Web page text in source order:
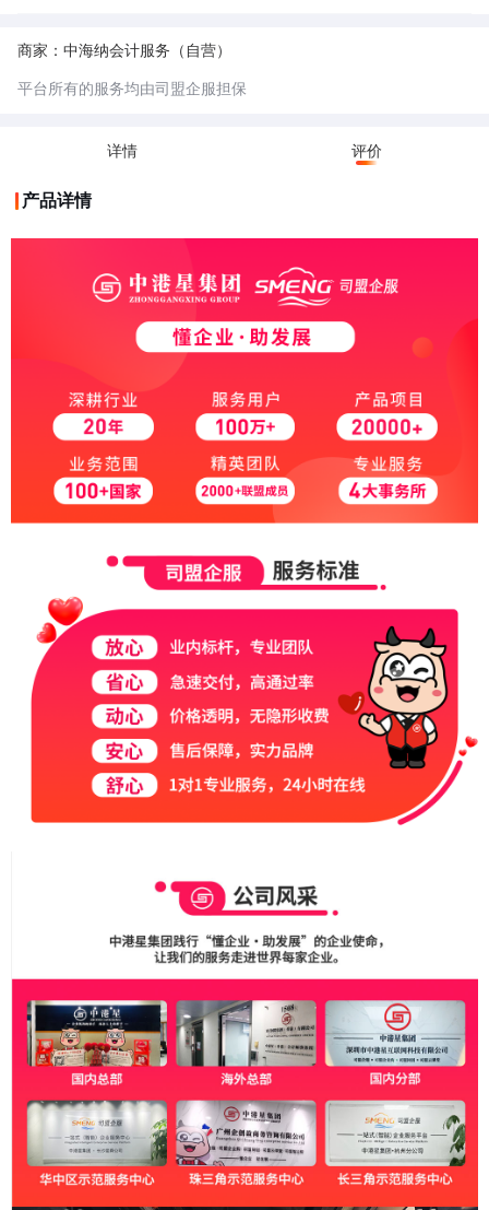
动真实、稳定，便于税务部门对企业的开票行为进行监管，防止虚开发票等
营的公司，相对成本较低。
6.小规模纳税人：小规模纳税人是指年应征增值税销售额未超过规定标准
（目前是 500 万元），并且会计核算不健全，不能正确核算增值税的销项
税额、进项税额和应纳税额的增值税纳税人。
7.一般纳税人：一般纳税人是指年应征增值税销售额超过财政部、国家税务
商家：中海纳会计服务（自营）
平台所有的服务均由司盟企服担保
详情 评价
产品详情